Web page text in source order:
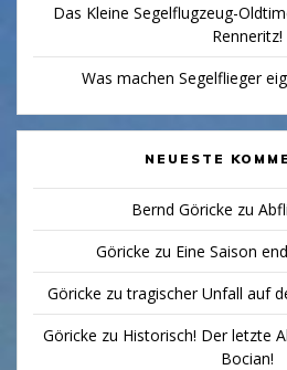
Das Kleine Segelflugzeug-
Renneritz!
Was machen Segelflieger
NEUESTE
Bernd Göricke zu
Göricke zu Eine Saison
Göricke zutragischer Unfall auf
Göricke zu Historisch! Der letzte
Bocian!